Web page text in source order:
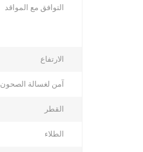
التوافق مع المواقد
الارتفاع
آمن لغسالة الصحون
القطر
الطلاء